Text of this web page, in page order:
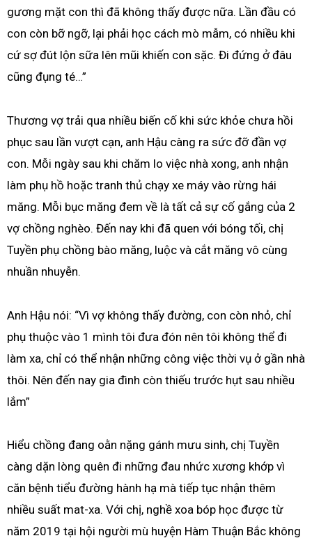
gương mặt con thì đã không thấy được nữa. Lần đầu có
con còn bỡ ngỡ, lại phải học cách mò mẫm, có nhiều khi
cứ sợ đút lộn sữa lên mũi khiến con sặc. Đi đứng ở đâu
cũng đụng té…”
Thương vợ trải qua nhiều biến cố khi sức khỏe chưa hồi
phục sau lần vượt cạn, anh Hậu càng ra sức đỡ đần vợ
con. Mỗi ngày sau khi chăm lo việc nhà xong, anh nhận
làm phụ hồ hoặc tranh thủ chạy xe máy vào rừng hái
măng. Mỗi bục măng đem về là tất cả sự cố gắng của 2
vợ chồng nghèo. Đến nay khi đã quen với bóng tối, chị
Tuyền phụ chồng bào măng, luộc và cắt măng vô cùng
nhuần nhuyễn.
Anh Hậu nói: “Vì vợ không thấy đường, con còn nhỏ, chỉ
phụ thuộc vào 1 mình tôi đưa đón nên tôi không thể đi
làm xa, chỉ có thể nhận những công việc thời vụ ở gần nhà
thôi. Nên đến nay gia đình còn thiếu trước hụt sau nhiều
lắm”
Hiểu chồng đang oằn nặng gánh mưu sinh, chị Tuyền
càng dặn lòng quên đi những đau nhức xương khớp vì
căn bệnh tiểu đường hành hạ mà tiếp tục nhận thêm
nhiều suất mat-xa. Với chị, nghề xoa bóp học được từ
năm 2019 tại hội người mù huyện Hàm Thuận Bắc không